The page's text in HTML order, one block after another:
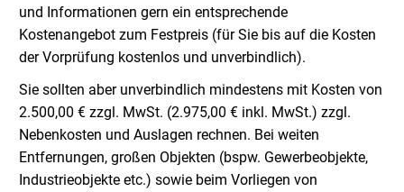
und Informationen gern ein entsprechende
Kostenangebot zum Festpreis (für Sie bis auf die Kosten
der Vorprüfung kostenlos und unverbindlich).
Sie sollten aber unverbindlich mindestens mit Kosten von
2.500,00 € zzgl. MwSt. (2.975,00 € inkl. MwSt.) zzgl.
Nebenkosten und Auslagen rechnen. Bei weiten
Entfernungen, großen Objekten (bspw. Gewerbeobjekte,
Industrieobjekte etc.) sowie beim Vorliegen von